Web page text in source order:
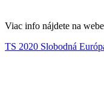
Viac info nájdete na webe
TS 2020 Slobodná